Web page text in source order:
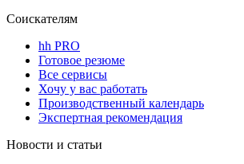
Соискателям
hh PRO
Готовое резюме
Все сервисы
Хочу у вас работать
Производственный календарь
Экспертная рекомендация
Новости и статьи